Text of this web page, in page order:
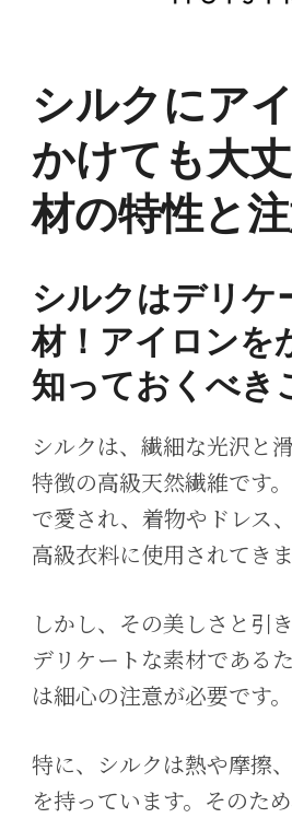
シルクにア
かけても大
材の特性と
シルクはデリケ
材！アイロンを
知っておくべき
シルクは、繊細な光沢と
特徴の高級天然繊維です
で愛され、着物やドレス
高級衣料に使用されてきま
しかし、その美しさと引
デリケートな素材である
は細心の注意が必要です。
特に、シルクは熱や摩擦
を持っています。そのた